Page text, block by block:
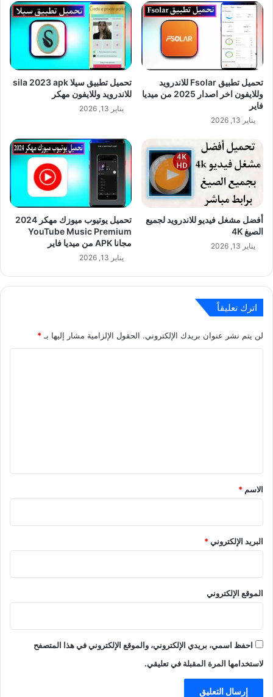
تحميل تطبيق Fsolar للاندرويد
وللايفون اخر اصدار 2025 من ميديا
فاير
يناير 13, 2026
تحميل تطبيق سيلا sila 2023 apk
للاندرويد وللايفون مهكر
يناير 13, 2026
أفضل مشغل فيديو للاندرويد لجميع
الصيغ 4K
يناير 13, 2026
تحميل يوتيوب ميوزك مهكر 2024
YouTube Music Premium
مجانا APK من ميديا فاير
يناير 13, 2026
اترك تعليقاً
لن يتم نشر عنوان بريدك الإلكتروني. الحقول الإلزامية مشار إليها بـ *
*
الاسم *
البريد الإلكتروني*
الموقع الإلكتروني
احفظ اسمي، بريدي الإلكتروني، والموقع الإلكتروني في هذا المتصفح
لاستخدامها المرة المقبلة في تعليقي.